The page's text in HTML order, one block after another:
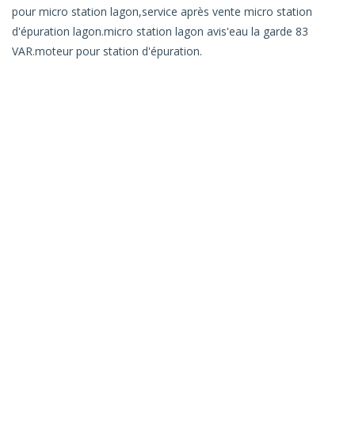
pour micro station lagon,service après vente micro station
d'épuration lagon.micro station lagon avis'eau la garde 83
VAR.moteur pour station d'épuration.